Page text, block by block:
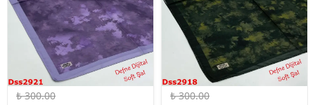
%50 İndirim
₺ 300.00
%50 İndirim
₺ 300.00